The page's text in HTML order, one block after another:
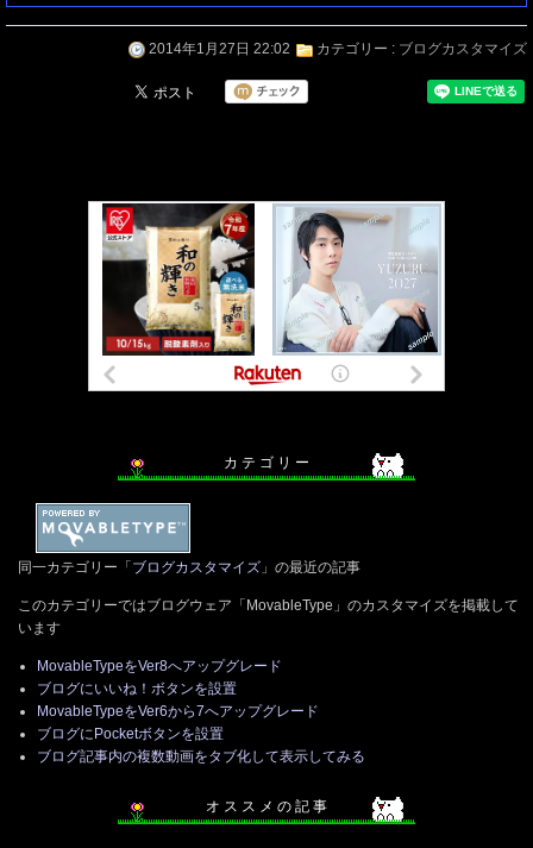
2014年1月27日 22:02 カテゴリー : ブログカスタマイズ
カ テ ゴ リ ー
同一カテゴリー「 ブログカスタマイズ 」の最近の記事
このカテゴリーではブログウェア「MovableType」のカスタマイズを掲載して
います
MovableTypeをVer8へアップグレード
ブログにいいね！ボタンを設置
MovableTypeをVer6から7へアップグレード
ブログにPocketボタンを設置
ブログ記事内の複数動画をタブ化して表示してみる
オ ス ス メ の 記 事